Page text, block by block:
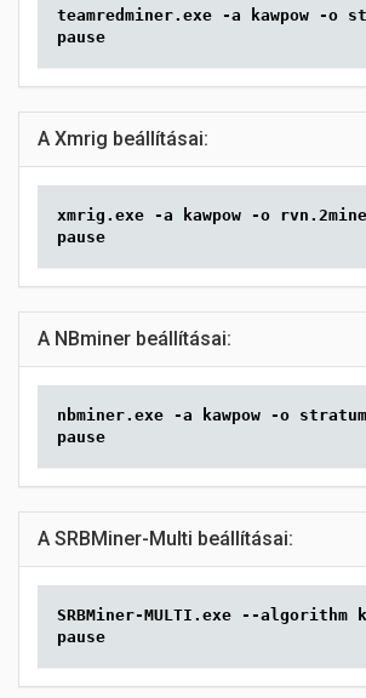
teamredminer.exe -a kawpow -o
pause
A Xmrig beállításai:
xmrig.exe -a kawpow -o
pause
A NBminer beállításai:
nbminer.exe -a kawpow -o
pause
A SRBMiner-Multi beállításai:
SRBMiner-MULTI.exe --algorithm
pause